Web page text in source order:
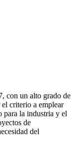
con un alto grado de
criterio a emplear
para la industria y el
de
del